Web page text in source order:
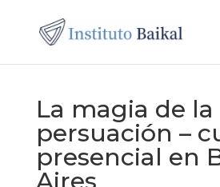
La magia de la
persuación –
presencial en
Aires